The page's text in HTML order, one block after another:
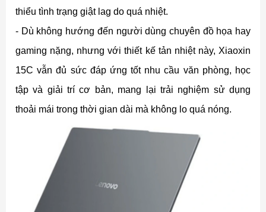
thiểu tình trạng giật lag do quá nhiệt.
- Dù không hướng đến người dùng chuyên đồ họa hay
gaming nặng, nhưng với thiết kế tản nhiệt này, Xiaoxin
15C vẫn đủ sức đáp ứng tốt nhu cầu văn phòng, học
tập và giải trí cơ bản, mang lại trải nghiệm sử dụng
thoải mái trong thời gian dài mà không lo quá nóng.